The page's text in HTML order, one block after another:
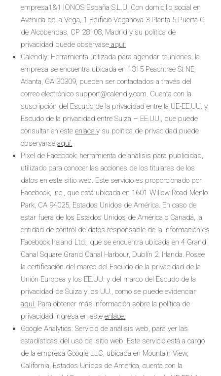
empresa1&1 IONOS España S.L.U. Con domicilio social en
Avenida de la Vega, 1 Edificio Veganova 3 Planta 5 Puerta C
de Alcobendas, CP 28108, Madrid y su política de
privacidad puede observase aquí.
Calendly: Herramienta utilizada para agendar reuniones, la
empresa se encuentra ubicada en 1315 Peachtree St NE,
Atlanta, GA 30309, pueden ser contactados a través del
correo electrónico support@calendly.com. Cuenta con la
suscripción del Escudo de la privacidad entre la UE-EE.UU. y
Escudo de la privacidad entre Suiza – EE.UU., que puede
consultar en esteenlacey su política de privacidad puede
observarseaquí.
Pixel de Facebook: herramienta de análisis para publicidad,
utilizado para conocer las acciones de los titulares de los
datos en este sitio web. Este servicio es proporcionado por
Facebook, Inc., que está ubicada en 1601 Willow Road Menlo
Park, CA 94025, Estados Unidos de América. En caso de
estar fuera de los Estados Unidos de América o Canadá, la
entidad de control de datos responsable de la información es
Facebook Ireland Ltd., que se encuentra ubicada en 4 Grand
Canal Square Grand Canal Harbour, Dublín 2, Irlanda. Posee
la certificación del marco del Escudo de la privacidad de la
Unión Europea y los EE.UU. y del marco del Escudo de la
privacidad de Suiza y los UU., como se puede evidenciar
aquí. Para obtener más información sobre la política de
privacidad ingresa en esteenlace.
Google Analytics: Servicio de análisis web, para ver las
estadísticas del uso del sitio web, Este servicio está a cargo
de la empresa Google LLC, ubicada en Mountain View,
California, Estados Unidos de América, cuenta con la